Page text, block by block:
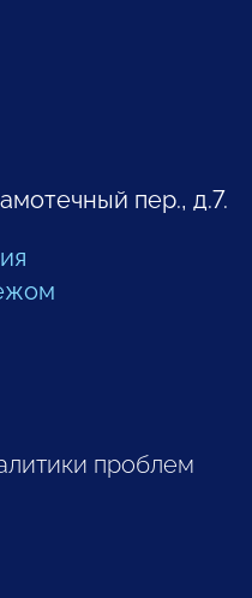
пер., д.7.
проблем